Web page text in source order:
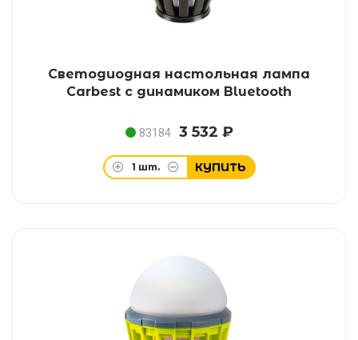
Светодиодная настольная лампа
Carbest с динамиком Bluetooth
83184 3 532 ₽
1 шт. КУПИТЬ